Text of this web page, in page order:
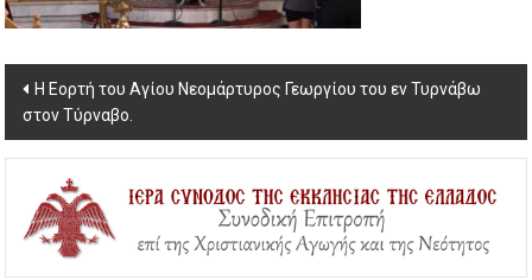
Post
navigation
Η Εορτή του Αγίου Νεομάρτυρος Γεωργίου του εν Τυρνάβω
στον Τύρναβο.